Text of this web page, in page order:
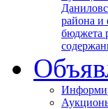
района и
бюджета